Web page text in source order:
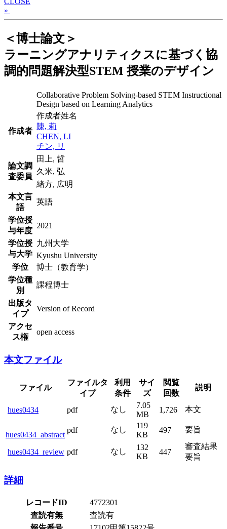
»
＜博士論文＞
ラーニングアナリティクスに基づく協
調的問題解決型STEM 授業のデザイン
Collaborative Problem Solving-based STEM Instructional
Design based on Learning Analytics
作成者
作成者姓名
陳, 莉
CHEN, LI
チン, リ
論文調
査委員
田上, 哲
久米, 弘
緒方, 広明
本文言
語
英語
学位授
与年度
2021
学位授
与大学
九州大学
Kyushu University
学位
博士（教育学）
学位種
別
課程博士
出版タ
イプ
Version of Record
アクセ
ス権
open access
本文ファイル
ファイル
ファイルタ
イプ
利用
条件
サイ
ズ
閲覧
回数
説明
hues0434 pdf なし
7.05
MB
1,726 本文
hues0434_abstract
pdf なし
119
KB
497 要旨
hues0434_review pdf なし
132
KB
447
審査結果
要旨
詳細
レコードID
4772301
査読有無
査読有